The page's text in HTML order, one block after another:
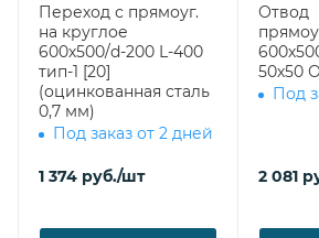
Переход с прямоуг.
на круглое
600х500/d-200 L-400
тип-1 [20]
(оцинкованная сталь
0,7 мм)
Под заказ от 2 дней
1 374 руб./шт
Отвод
50х50
Под
2 081